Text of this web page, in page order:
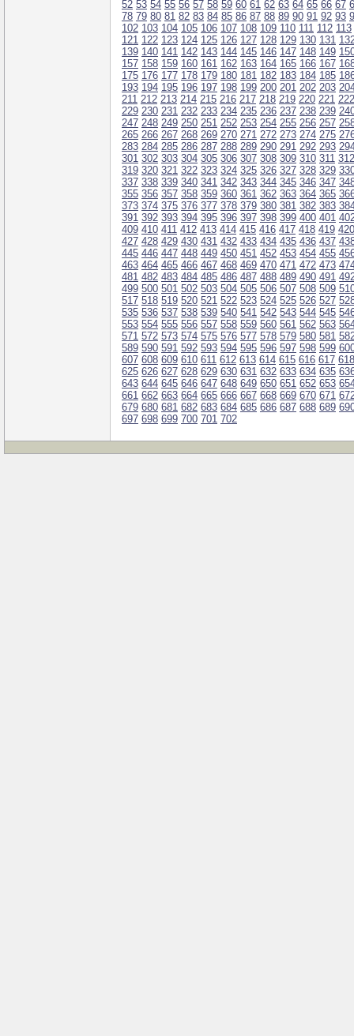
52 53 54 55 56 57 58 59 60 61 62 63 64 65 66 67
78 79 80 81 82 83 84 85 86 87 88 89 90 91 92 93
102 103 104 105 106 107 108 109 110 111 112 113
121 122 123 124 125 126 127 128 129 130 131
139 140 141 142 143 144 145 146 147 148 149
157 158 159 160 161 162 163 164 165 166 167
175 176 177 178 179 180 181 182 183 184 185
193 194 195 196 197 198 199 200 201 202 203
211 212 213 214 215 216 217 218 219 220 221 222
229 230 231 232 233 234 235 236 237 238 239
247 248 249 250 251 252 253 254 255 256 257
265 266 267 268 269 270 271 272 273 274 275
283 284 285 286 287 288 289 290 291 292 293
301 302 303 304 305 306 307 308 309 310 311 312
319 320 321 322 323 324 325 326 327 328 329
337 338 339 340 341 342 343 344 345 346 347
355 356 357 358 359 360 361 362 363 364 365
373 374 375 376 377 378 379 380 381 382 383
391 392 393 394 395 396 397 398 399 400 401
409 410 411 412 413 414 415 416 417 418 419 420
427 428 429 430 431 432 433 434 435 436 437
445 446 447 448 449 450 451 452 453 454 455
463 464 465 466 467 468 469 470 471 472 473
481 482 483 484 485 486 487 488 489 490 491
499 500 501 502 503 504 505 506 507 508 509
517 518 519 520 521 522 523 524 525 526 527
535 536 537 538 539 540 541 542 543 544 545
553 554 555 556 557 558 559 560 561 562 563
571 572 573 574 575 576 577 578 579 580 581
589 590 591 592 593 594 595 596 597 598 599
607 608 609 610 611 612 613 614 615 616 617 618
625 626 627 628 629 630 631 632 633 634 635
643 644 645 646 647 648 649 650 651 652 653
661 662 663 664 665 666 667 668 669 670 671
679 680 681 682 683 684 685 686 687 688 689
697 698 699 700 701 702